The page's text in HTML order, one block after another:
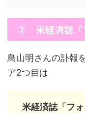
② 米経済誌「
鳥山明さんの訃報
ア2つ目は
米経済誌「フォ